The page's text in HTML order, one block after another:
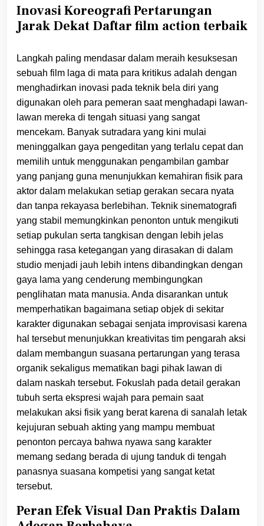
Inovasi Koreografi Pertarungan
Jarak Dekat Daftar film action terbaik
Langkah paling mendasar dalam meraih kesuksesan
sebuah film laga di mata para kritikus adalah dengan
menghadirkan inovasi pada teknik bela diri yang
digunakan oleh para pemeran saat menghadapi lawan-
lawan mereka di tengah situasi yang sangat
mencekam. Banyak sutradara yang kini mulai
meninggalkan gaya pengeditan yang terlalu cepat dan
memilih untuk menggunakan pengambilan gambar
yang panjang guna menunjukkan kemahiran fisik para
aktor dalam melakukan setiap gerakan secara nyata
dan tanpa rekayasa berlebihan. Teknik sinematografi
yang stabil memungkinkan penonton untuk mengikuti
setiap pukulan serta tangkisan dengan lebih jelas
sehingga rasa ketegangan yang dirasakan di dalam
studio menjadi jauh lebih intens dibandingkan dengan
gaya lama yang cenderung membingungkan
penglihatan mata manusia. Anda disarankan untuk
memperhatikan bagaimana setiap objek di sekitar
karakter digunakan sebagai senjata improvisasi karena
hal tersebut menunjukkan kreativitas tim pengarah aksi
dalam membangun suasana pertarungan yang terasa
organik sekaligus mematikan bagi pihak lawan di
dalam naskah tersebut. Fokuslah pada detail gerakan
tubuh serta ekspresi wajah para pemain saat
melakukan aksi fisik yang berat karena di sanalah letak
kejujuran sebuah akting yang mampu membuat
penonton percaya bahwa nyawa sang karakter
memang sedang berada di ujung tanduk di tengah
panasnya suasana kompetisi yang sangat ketat
tersebut.
Peran Efek Visual Dan Praktis Dalam